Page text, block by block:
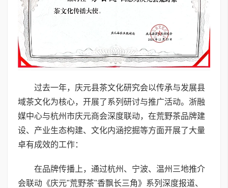
过去一年，庆元县茶文化研究会以传承与发展县
域茶文化为核心，开展了系列研讨与推广活动。浙融
媒中心与杭州市庆元商会深度联动，在荒野茶品牌建
设、产业生态构建、文化内涵挖掘等方面开展了大量
卓有成效的工作：
在品牌传播上，通过杭州、宁波、温州三地推介
会联动《庆元"荒野茶"香飘长三角》系列深度报道、